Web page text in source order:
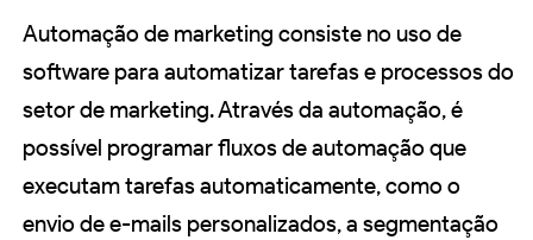
Automação de marketing consiste no uso de
software para automatizar tarefas e processos do
setor de marketing. Através da automação, é
possível programar fluxos de automação que
executam tarefas automaticamente, como o
envio de e-mails personalizados, a segmentação